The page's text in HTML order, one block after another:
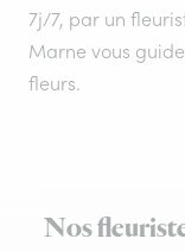
7j/7, par un
Marne vous
fleurs.
Nos